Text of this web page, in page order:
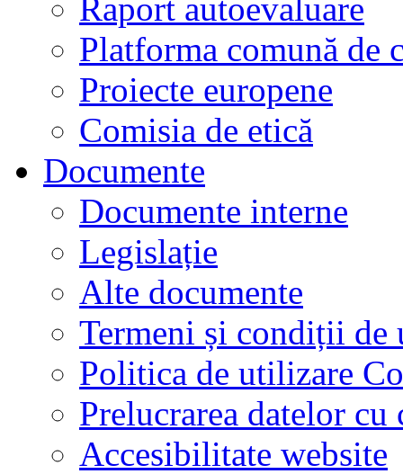
Raport autoevaluare
Platforma comună de
Proiecte europene
Comisia de etică
Documente
Documente interne
Legislație
Alte documente
Termeni și condiții de
Politica de utilizare
Prelucrarea datelor cu
Accesibilitate website